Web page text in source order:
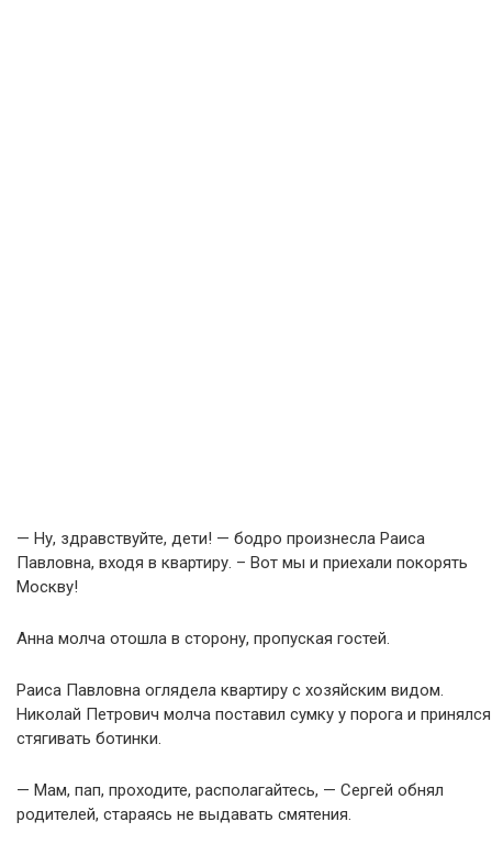
— Ну, здравствуйте, дети! — бодро произнесла Раиса
Павловна, входя в квартиру. – Вот мы и приехали покорять
Москву!
Анна молча отошла в сторону, пропуская гостей.
Раиса Павловна оглядела квартиру с хозяйским видом.
Николай Петрович молча поставил сумку у порога и принялся
стягивать ботинки.
— Мам, пап, проходите, располагайтесь, — Сергей обнял
родителей, стараясь не выдавать смятения.